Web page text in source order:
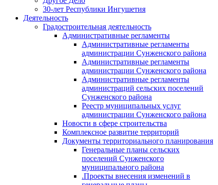
30-лет Республики Ингушетия
Деятельность
Градостроительная деятельность
Административные регламенты
Административные регламенты
администрации Сунженского района
Административные регламенты
администрации Сунженского района
Административные регламенты
администраций сельских поселений
Сунженского района
Реестр муниципальных услуг
администрации Сунженского района
Новости в сфере строительства
Комплексное развитие территорий
Документы территориального планирования
Генеральные планы сельских
поселений Сунженского
муниципального района
.Проекты внесения изменений в